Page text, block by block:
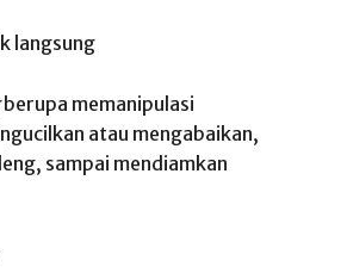
langsung
berupa memanipulasi
atau mengabaikan,
sampai mendiamkan